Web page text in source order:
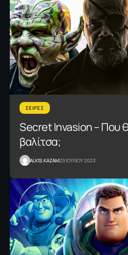
ΣΕΙΡΕΣ
Secret Invasion – Που
βαλίτσα;
ALKIS.KAZAM29 ΙΟΥΛΙΟΥ 2023